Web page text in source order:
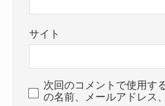
サイト
次回のコメントで使用す
の名前、メールアドレス